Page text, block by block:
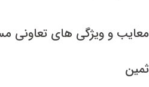
معایب و ویژگی های تعاونی
ثمین